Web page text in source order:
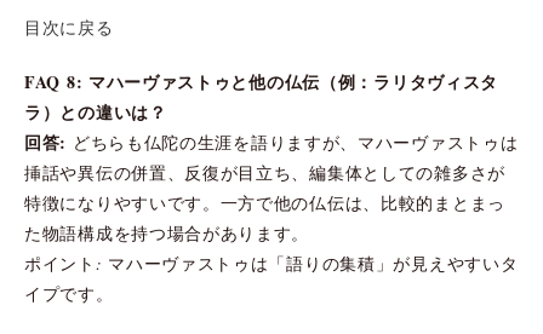
目次に戻る
FAQ 8: マハーヴァストゥと他の仏伝（例：ラリタヴィスタ
ラ）との違いは？
回答: どちらも仏陀の生涯を語りますが、マハーヴァストゥは
挿話や異伝の併置、反復が目立ち、編集体としての雑多さが
特徴になりやすいです。一方で他の仏伝は、比較的まとまっ
た物語構成を持つ場合があります。
ポイント: マハーヴァストゥは「語りの集積」が見えやすいタ
イプです。